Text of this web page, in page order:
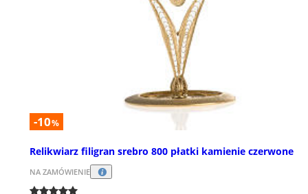
-10%
Relikwiarz filigran srebro 800 płatki kamienie czerwone
NA ZAMÓWIENIE